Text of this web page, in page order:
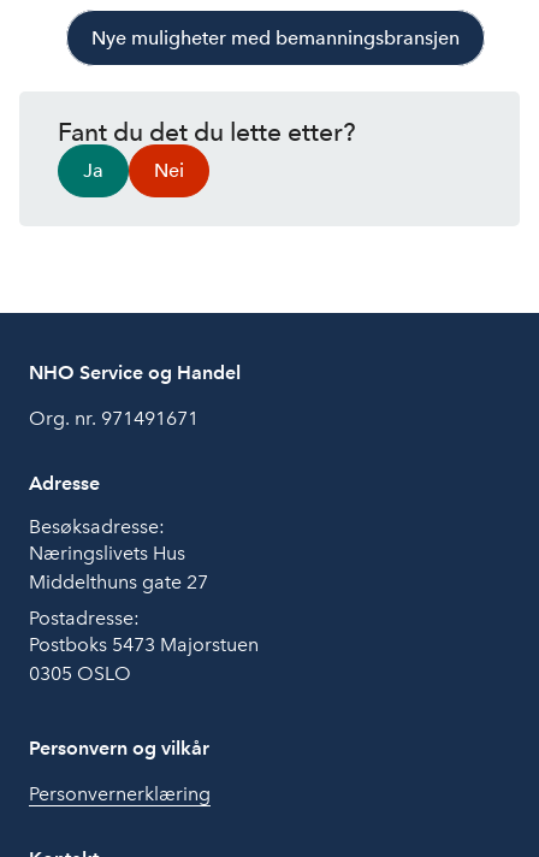
Nye muligheter med bemanningsbransjen
Fant du det du lette etter?
Ja Nei
NHO Service og Handel
Org. nr. 971491671
Adresse
Besøksadresse:
Næringslivets Hus
Middelthuns gate 27
Postadresse:
Postboks 5473 Majorstuen
0305 OSLO
Personvern og vilkår
Personvernerklæring